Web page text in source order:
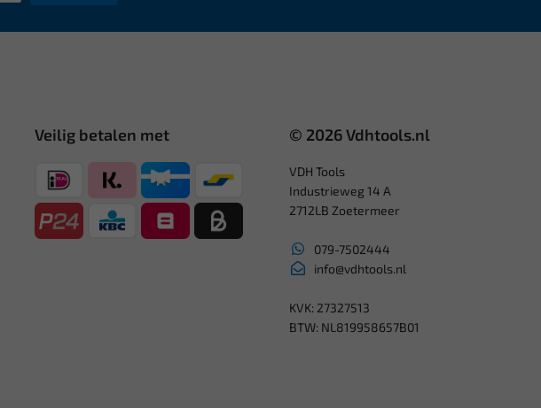
Veilig betalen met © 2026 Vdhtools.nl
VDH Tools
Industrieweg 14 A
2712LB Zoetermeer
079-7502444
info@vdhtools.nl
KVK: 27327513
BTW: NL819958657B01